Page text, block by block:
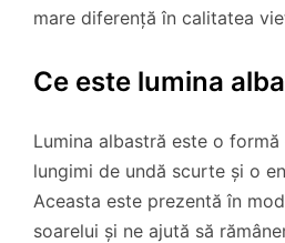
mare diferență în calitatea
Ce este lumina
Lumina albastră este o
lungimi de undă scurte și o
Aceasta este prezentă în
soarelui și ne ajută să